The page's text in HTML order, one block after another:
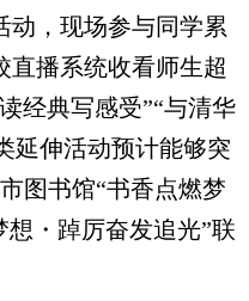
动，现场参与同学累
直播系统收看师生超
经典写感受”“与清华
延伸活动预计能够突
图书馆“书香点燃梦
想・踔厉奋发追光”联